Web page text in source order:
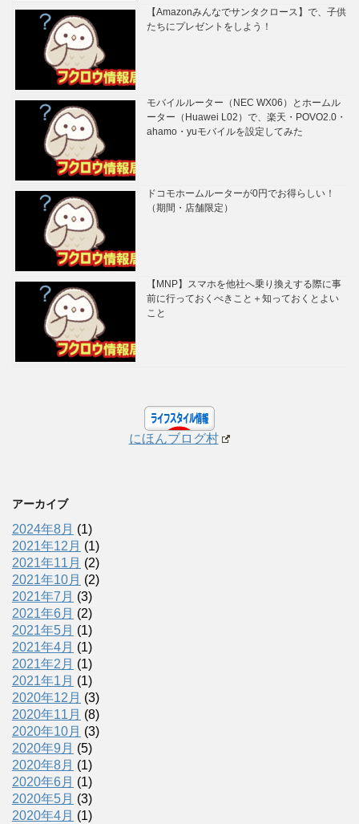
【Amazonみんなでサンタクロース】で、子供
たちにプレゼントをしよう！
モバイルルーター（NEC WX06）とホームル
ーター（Huawei L02）で、楽天・POVO2.0・
ahamo・yuモバイルを設定してみた
ドコモホームルーターが0円でお得らしい！
（期間・店舗限定）
【MNP】スマホを他社へ乗り換えする際に事
前に行っておくべきこと＋知っておくとよい
こと
にほんブログ村
アーカイブ
2024年8月 (1)
2021年12月 (1)
2021年11月 (2)
2021年10月 (2)
2021年7月 (3)
2021年6月 (2)
2021年5月 (1)
2021年4月 (1)
2021年2月 (1)
2021年1月 (1)
2020年12月 (3)
2020年11月 (8)
2020年10月 (3)
2020年9月 (5)
2020年8月 (1)
2020年6月 (1)
2020年5月 (3)
2020年4月 (1)